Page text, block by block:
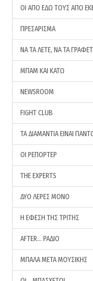
ΟΙ ΑΠΟ ΕΔΩ ΤΟΥΣ ΑΠΟ
ΠΡΕΣΑΡΙΣΜΑ
ΝΑ ΤΑ ΛΕΤΕ, ΝΑ ΤΑ
ΜΠΑΜ ΚΑΙ ΚΑΤΩ
NEWSROOM
FIGHT CLUB
ΤΑ ΔΙΑΜΑΝΤΙΑ ΕΙΝΑΙ
ΟΙ ΡΕΠΟΡΤΕΡ
THE EXPERTS
ΔΥΟ ΛΕΡΕΣ ΜΟΝΟ
Η ΕΦΕΣΗ ΤΗΣ ΤΡΙΤΗΣ
AFTER… ΡΑΔΙΟ
ΜΠΑΛΑ ΜΕΤΑ ΜΟΥΣΙΚΗΣ